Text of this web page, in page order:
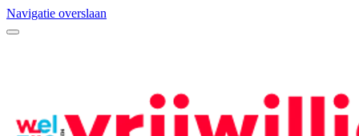
Navigatie overslaan